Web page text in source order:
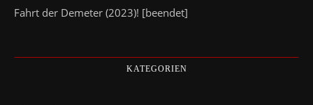
Fahrt der Demeter (2023)! [beendet]
KATEGORIEN